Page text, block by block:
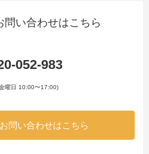
問い合わせはこちら
052-983
金曜日 10:00〜17:00)
問い合わせはこちら